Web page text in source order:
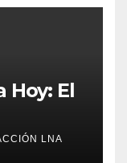
Hoy: El
LNA